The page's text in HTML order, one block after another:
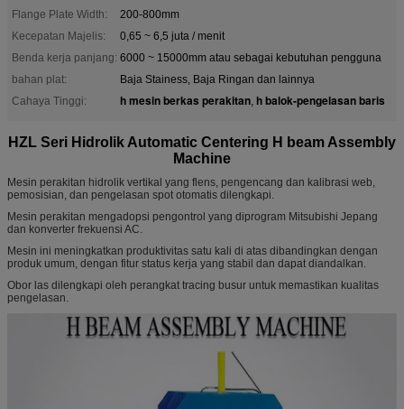
Flange Plate Width:
200-800mm
Kecepatan Majelis:
0,65 ~ 6,5 juta / menit
Benda kerja panjang: 6000 ~ 15000mm atau sebagai kebutuhan pengguna
bahan plat:
Baja Stainess, Baja Ringan dan lainnya
Cahaya Tinggi:
h mesin berkas perakitan, h balok-pengelasan baris
HZL Seri Hidrolik Automatic Centering H beam Assembly
Machine
Mesin perakitan hidrolik vertikal yang flens, pengencang dan kalibrasi web,
pemosisian, dan pengelasan spot otomatis dilengkapi.
Mesin perakitan mengadopsi pengontrol yang diprogram Mitsubishi Jepang
dan konverter frekuensi AC.
Mesin ini meningkatkan produktivitas satu kali di atas dibandingkan dengan
produk umum, dengan fitur status kerja yang stabil dan dapat diandalkan.
Obor las dilengkapi oleh perangkat tracing busur untuk memastikan kualitas
pengelasan.